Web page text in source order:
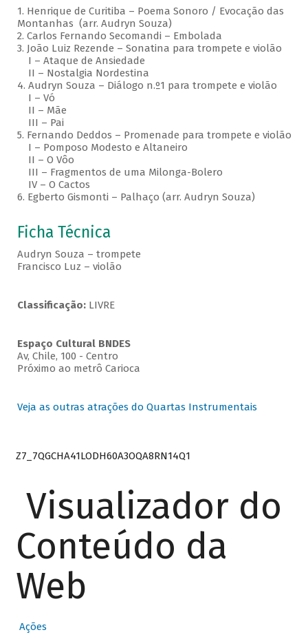
1. Henrique de Curitiba – Poema Sonoro / Evocação das
Montanhas (arr. Audryn Souza)
2. Carlos Fernando Secomandi – Embolada
3. João Luiz Rezende – Sonatina para trompete e violão
I – Ataque de Ansiedade
II – Nostalgia Nordestina
4. Audryn Souza – Diálogo n.º1 para trompete e violão
I – Vó
II – Mãe
III – Pai
5. Fernando Deddos – Promenade para trompete e violão
I – Pomposo Modesto e Altaneiro
II – O Vôo
III – Fragmentos de uma Milonga-Bolero
IV – O Cactos
6. Egberto Gismonti – Palhaço (arr. Audryn Souza)
Ficha Técnica
Audryn Souza – trompete
Francisco Luz – violão
Classificação: LIVRE
Espaço Cultural BNDES
Av, Chile, 100 - Centro
Próximo ao metrô Carioca
Veja as outras atrações do Quartas Instrumentais
Z7_7QGCHA41LODH60A3OQA8RN14Q1
Visualizador do
Conteúdo da
Web
Ações